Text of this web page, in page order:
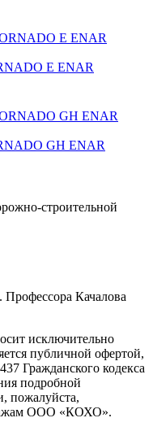
E ENAR
GH ENAR
строительной
Профессора Качалова
исключительно
публичной офертой,
Гражданского кодекса
подробной
пожалуйста,
ООО «КОХО».